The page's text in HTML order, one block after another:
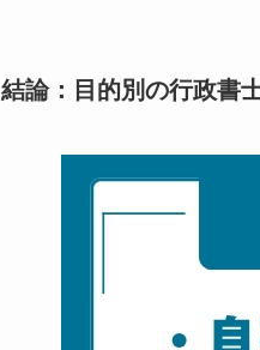
結論：目的別の行政書